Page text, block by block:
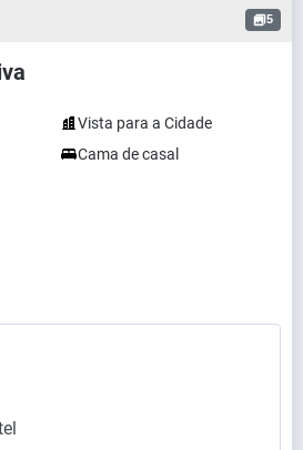
5
Vista para a Cidade
Cama de casal